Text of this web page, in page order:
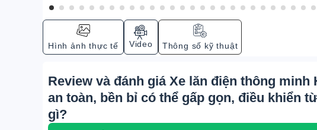
Hình ảnh thực tế Video Thông số kỹ thuật
Review và đánh giá Xe lăn điện thông
an toàn, bền bỉ có thể gấp gọn, điều khiển
gì?